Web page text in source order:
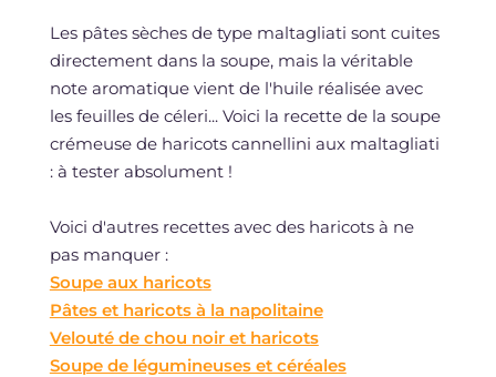
Les pâtes sèches de type maltagliati sont cuites
directement dans la soupe, mais la véritable
note aromatique vient de l'huile réalisée avec
les feuilles de céleri... Voici la recette de la soupe
crémeuse de haricots cannellini aux maltagliati
: à tester absolument !
Voici d'autres recettes avec des haricots à ne
pas manquer :
Soupe aux haricots
Pâtes et haricots à la napolitaine
Velouté de chou noir et haricots
Soupe de légumineuses et céréales